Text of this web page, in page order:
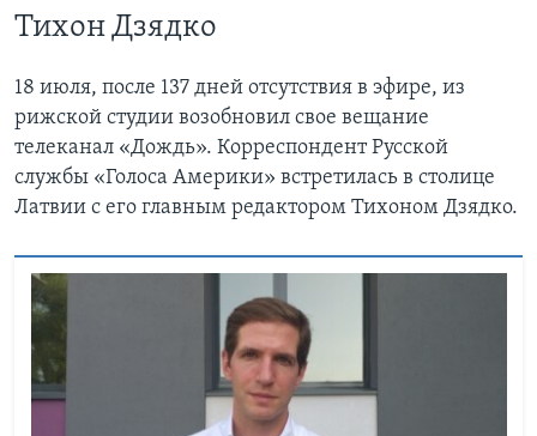
Тихон Дзядко
18 июля, после 137 дней отсутствия в эфире, из
рижской студии возобновил свое вещание
телеканал «Дождь». Корреспондент Русской
службы «Голоса Америки» встретилась в столице
Латвии с его главным редактором Тихоном Дзядко.